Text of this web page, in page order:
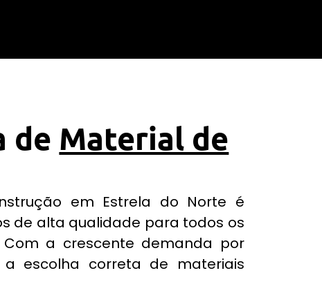
de Material de
em Estrela do Norte é
de alta qualidade para todos os
om a crescente demanda por
a escolha correta de materiais